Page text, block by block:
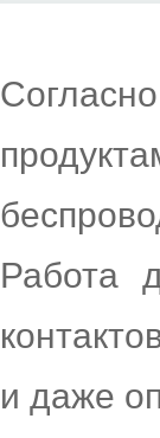
Работа
и даже